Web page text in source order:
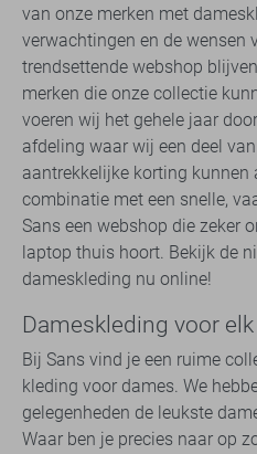
van onze merken met
verwachtingen en de wensen
trendsettende webshop
merken die onze collectie
voeren wij het gehele jaar
afdeling waar wij een deel
aantrekkelijke korting kunnen
combinatie met een snelle,
Sans een webshop die zeker
laptop thuis hoort. Bekijk de
dameskleding nu online!
Dameskleding voor
Bij Sans vind je een ruime
kleding voor dames. We
gelegenheden de leukste
Waar ben je precies naar op